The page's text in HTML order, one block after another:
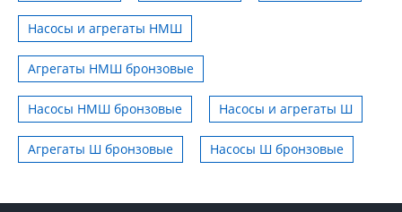
Насосы и агрегаты НМШ
Агрегаты НМШ бронзовые
Насосы НМШ бронзовые Насосы и агрегаты Ш
Агрегаты Ш бронзовые Насосы Ш бронзовые